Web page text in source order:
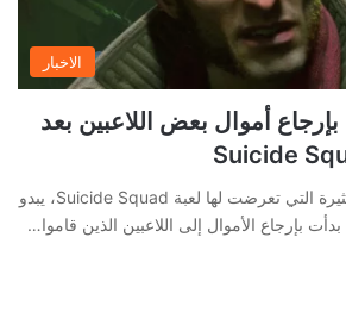
الاخبار
أموال بعض اللاعبين بعد
بعد المشاكل الكثيرة التي تعرضت لها لعبة Suicide Squad، يبدو
بإرجاع الأموال إلى اللاعبين الذين قاموا…